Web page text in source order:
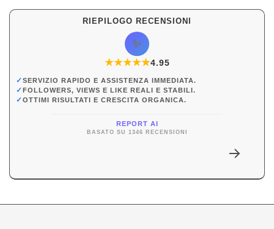
RIEPILOGO RECENSIONI
✨
★★★★★
★4.95
✓SERVIZIO RAPIDO E ASSISTENZA IMMEDIATA.
✓FOLLOWERS, VIEWS E LIKE REALI E STABILI.
✓OTTIMI RISULTATI E CRESCITA ORGANICA.
REPORT AI
BASATO SU 1346 RECENSIONI